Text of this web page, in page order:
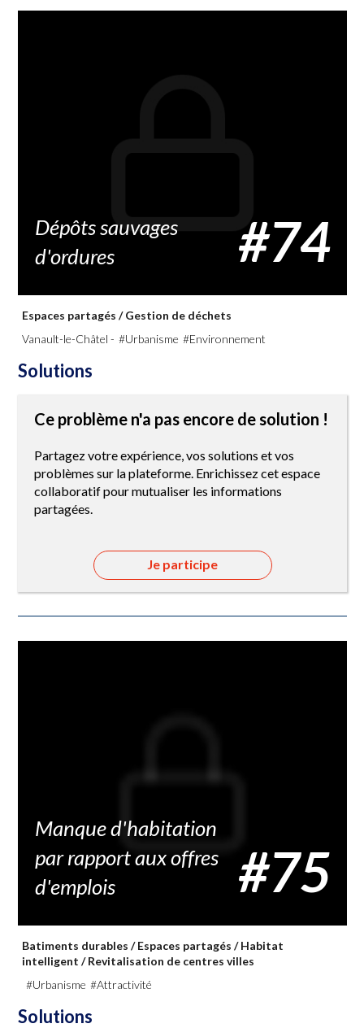
Dépôts sauvages
d'ordures
#74
Espaces partagés/ Gestion de déchets
Vanault-le-Châtel - #Urbanisme #Environnement
Solutions
Ce problème n'a pas encore de solution !
Partagez votre expérience, vos solutions et vos
problèmes sur la plateforme. Enrichissez cet espace
collaboratif pour mutualiser les informations
partagées.
Je participe
Manque d'habitation
par rapport aux offres
d'emplois
#75
Batiments durables/ Espaces partagés/ Habitat
intelligent/ Revitalisation de centres villes
#Urbanisme #Attractivité
Solutions